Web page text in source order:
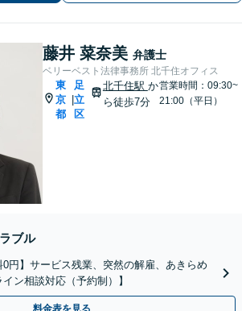
藤井 菜奈美 弁護士
ベリーベスト法律事務所 北千住オフィス
東
京
都
足
立
区
北千住駅 か
ら徒歩7分
営業時間：09:30~
21:00（平日）
ブル
0円】サービス残業、突然の解雇、あきらめ
ン相談対応（予約制）】
料金表を見る